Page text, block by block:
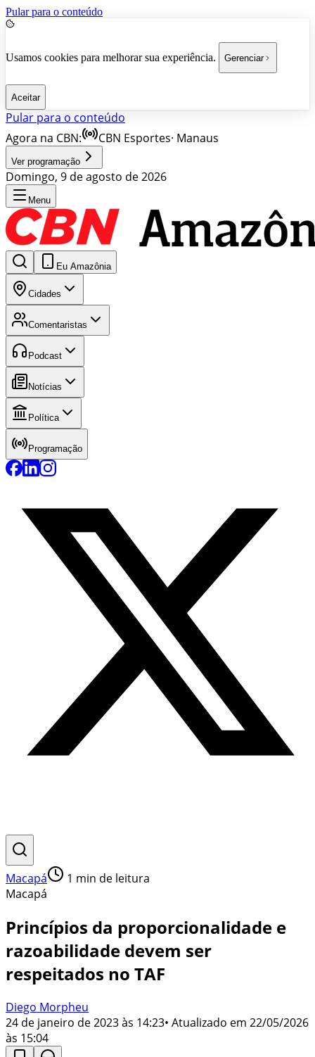
Pular para o conteúdo
Usamos cookies para melhorar sua experiência. Gerenciar
Aceitar
Pular para o conteúdo
Agora na CBN:
CBN Esportes· Manaus
Ver programação
Domingo, 9 de agosto de 2026
Menu
Eu Amazônia
Cidades
Comentaristas
Podcast
Notícias
Política
Programação
Macapá 1 min de leitura
Macapá
Princípios da proporcionalidade e
razoabilidade devem ser
respeitados no TAF
Diego Morpheu
24 de janeiro de 2023 às 14:23• Atualizado em 22/05/2026
às 15:04